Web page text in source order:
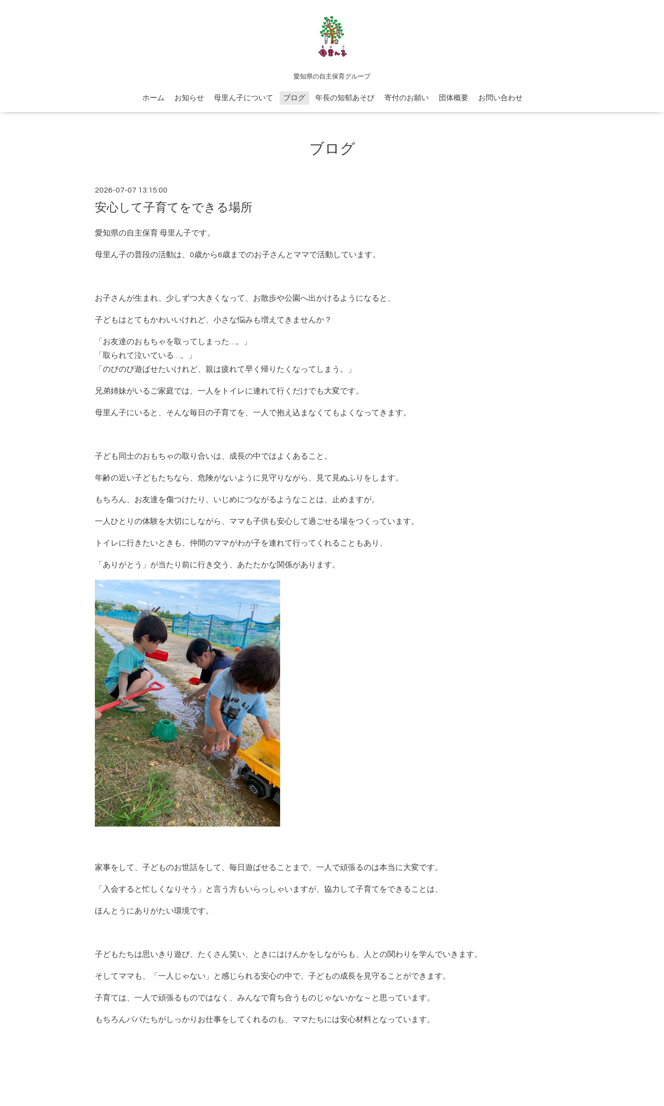
愛知県の自主保育グループ
ホーム お知らせ 母里ん子について ブログ 年長の知郁あそび 寄付のお願い 団体概要 お問い合わせ
ブログ
2026-07-07 13:15:00
安心して子育てをできる場所
愛知県の自主保育 母里ん子です。
母里ん子の普段の活動は、0歳から6歳までのお子さんとママで活動しています。
お子さんが生まれ、少しずつ大きくなって、お散歩や公園へ出かけるようになると、
子どもはとてもかわいいけれど、小さな悩みも増えてきませんか？
「お友達のおもちゃを取ってしまった…。」
「取られて泣いている…。」
「のびのび遊ばせたいけれど、親は疲れて早く帰りたくなってしまう。」
兄弟姉妹がいるご家庭では、一人をトイレに連れて行くだけでも大変です。
母里ん子にいると、そんな毎日の子育てを、一人で抱え込まなくてもよくなってきます。
子ども同士のおもちゃの取り合いは、成長の中ではよくあること。
年齢の近い子どもたちなら、危険がないように見守りながら、見て見ぬふりをします。
もちろん、お友達を傷つけたり、いじめにつながるようなことは、止めますが。
一人ひとりの体験を大切にしながら、ママも子供も安心して過ごせる場をつくっています。
トイレに行きたいときも、仲間のママがわが子を連れて行ってくれることもあり、
「ありがとう」が当たり前に行き交う、あたたかな関係があります。
家事をして、子どものお世話をして、毎日遊ばせることまで、一人で頑張るのは本当に大変です。
「入会すると忙しくなりそう」と言う方もいらっしゃいますが、協力して子育てをできることは、
ほんとうにありがたい環境です。
子どもたちは思いきり遊び、たくさん笑い、ときにはけんかをしながらも、人との関わりを学んでいきます。
そしてママも、「一人じゃない」と感じられる安心の中で、子どもの成長を見守ることができます。
子育ては、一人で頑張るものではなく、みんなで育ち合うものじゃないかな～と思っています。
もちろんパパたちがしっかりお仕事をしてくれるのも、ママたちには安心材料となっています。